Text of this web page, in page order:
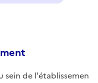
sein de l'établissemen